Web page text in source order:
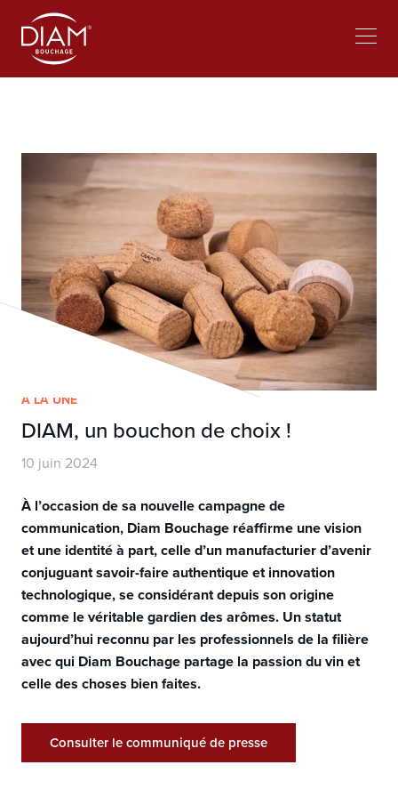
language
À LA UNE
DIAM, un bouchon de choix !
10 juin 2024
À l’occasion de sa nouvelle campagne de
communication, Diam Bouchage réaffirme une vision
et une identité à part, celle d’un manufacturier d’avenir
conjuguant savoir-faire authentique et innovation
technologique, se considérant depuis son origine
comme le véritable gardien des arômes. Un statut
aujourd’hui reconnu par les professionnels de la filière
avec qui Diam Bouchage partage la passion du vin et
celle des choses bien faites.
Consulter le communiqué de presse